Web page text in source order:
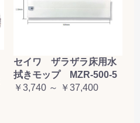
セイワ ザラザラ床用水
拭きモップ MZR-500-5
￥3,740 ～ ￥37,400